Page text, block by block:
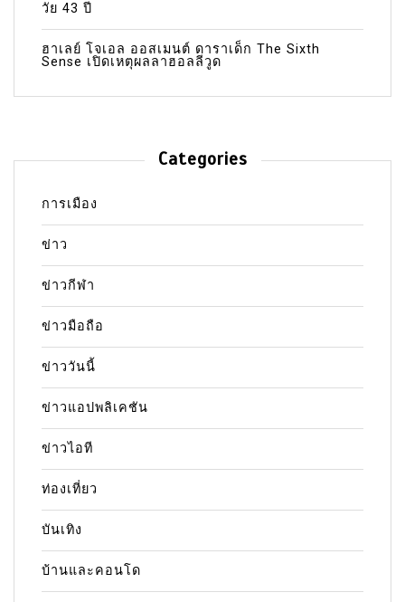
วัย 43 ปี
ฮาเลย์ โจเอล ออสเมนต์ ดาราเด็ก The Sixth
Sense เปิดเหตุผลลาฮอลลีวูด
Categories
การเมือง
ข่าว
ข่าวกีฬา
ข่าวมือถือ
ข่าววันนี้
ข่าวแอปพลิเคชัน
ข่าวไอที
ท่องเที่ยว
บันเทิง
บ้านและคอนโด